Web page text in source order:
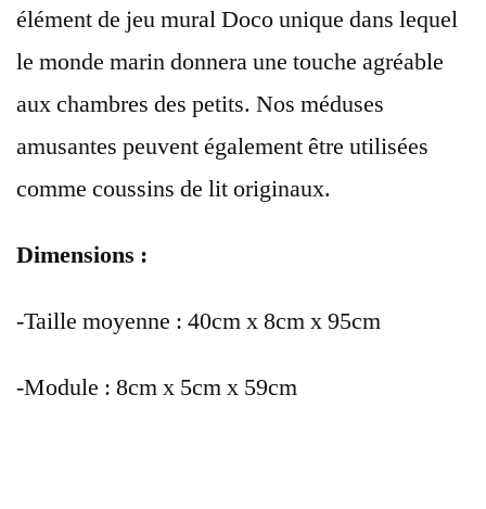
élément de jeu mural Doco unique dans lequel
le monde marin donnera une touche agréable
aux chambres des petits. Nos méduses
amusantes peuvent également être utilisées
comme coussins de lit originaux.
Dimensions :
-Taille moyenne : 40cm x 8cm x 95cm
-Module : 8cm x 5cm x 59cm